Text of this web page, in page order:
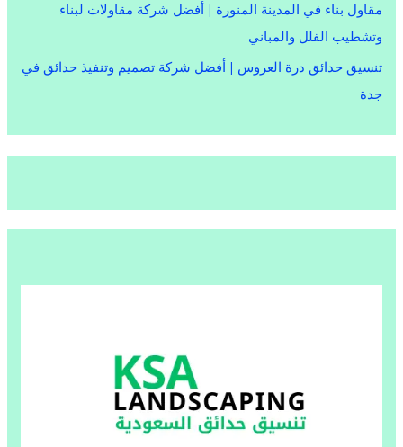
مقاول بناء في المدينة المنورة | أفضل شركة مقاولات لبناء
وتشطيب الفلل والمباني
تنسيق حدائق درة العروس | أفضل شركة تصميم وتنفيذ حدائق في
جدة